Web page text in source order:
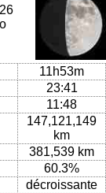
11h53m
23:41
11:48
147,121,149
km
381,539 km
60.3%
décroissante